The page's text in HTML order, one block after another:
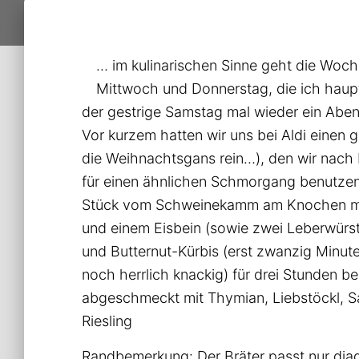
… im kulinarischen Sinne geht die
Mittwoch und Donnerstag, die ich
der gestrige Samstag mal wieder ein
Vor kurzem hatten wir uns bei Aldi einen
die Weihnachtsgans rein…), den wir
für einen ähnlichen Schmorgang
Stück vom Schweinekamm am Knochen
und einem Eisbein (sowie zwei
und Butternut-Kürbis (erst zwanzig
noch herrlich knackig) für drei Stunden
abgeschmeckt mit Thymian, Liebstöckl,
Riesling